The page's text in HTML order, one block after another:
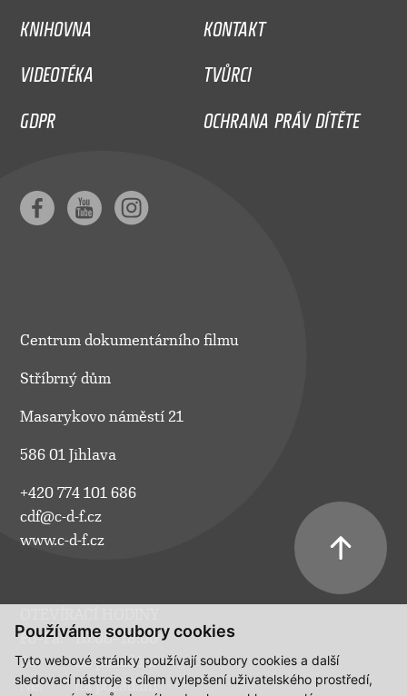
Používáme soubory cookies
Tyto webové stránky používají soubory cookies a další
sledovací nástroje s cílem vylepšení uživatelského prostředí,
KNIHOVNA
KONTAKT
VIDEOTÉKA
TVŮRCI
GDPR
OCHRANA PRÁV DÍTĚTE
Centrum dokumentárního filmu
Stříbrný dům
Masarykovo náměstí 21
586 01 Jihlava
+420 774 101 686
cdf@c-d-f.cz
www.c-d-f.cz
Po–Pá:
10.00–18.00
So:
na požádání
Ne:
na požádání